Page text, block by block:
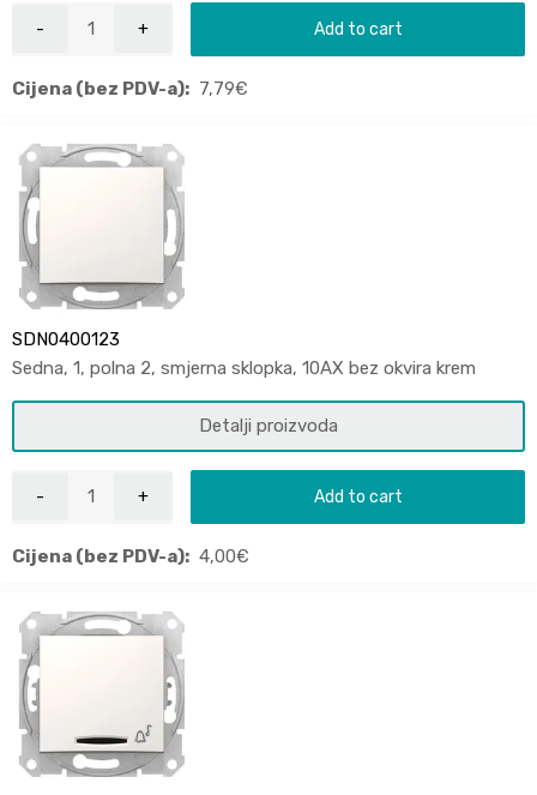
Add to cart
Cijena (bez PDV-a): 7,79€
SDN0400123
Sedna, 1, polna 2, smjerna sklopka, 10AX bez okvira krem
Detalji proizvoda
Add to cart
Cijena (bez PDV-a): 4,00€